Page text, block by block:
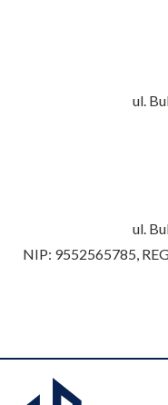
ul.
ul.
NIP: 9552565785,